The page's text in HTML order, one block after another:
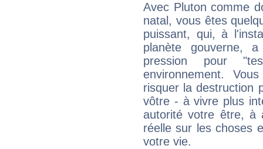
Avec Pluton comme
natal, vous êtes
puissant, qui, à
planète gouverne,
pression pour
environnement.
risquer la destruction
vôtre - à vivre plus
autorité votre être, à
réelle sur les choses
votre vie.